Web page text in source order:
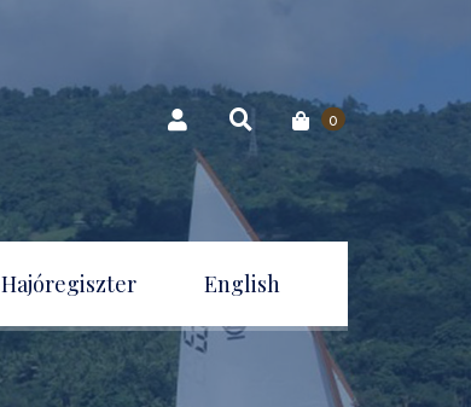
0
Hajóregiszter English